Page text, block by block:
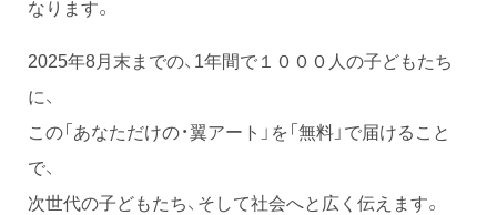
なります。
2025年8月末までの、1年間で１０００人の子どもたち
に、
この「あなただけの・翼アート」を「無料」で届けること
で、
次世代の子どもたち、そして社会へと広く伝えます。